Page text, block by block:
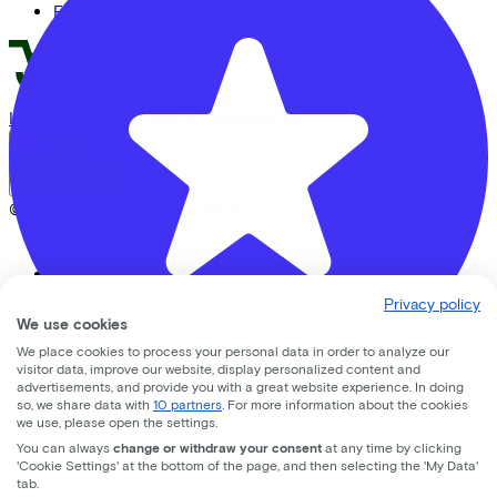
Gijsbrecht tweewielers
Hondsrug 30
Full offer
LinkedIn Instagram Facebook
© Lease a Bike. All Rights Reserved.
Privacy statement
Cookie statement
Terms of use
Privacy policy
We use cookies
We place cookies to process your personal data in order to analyze our
visitor data, improve our website, display personalized content and
advertisements, and provide you with a great website experience. In doing
so, we share data with 10 partners . For more information about the cookies
we use, please open the settings.
You can always change or withdraw your consent at any time by clicking
'Cookie Settings' at the bottom of the page, and then selecting the 'My Data'
tab.